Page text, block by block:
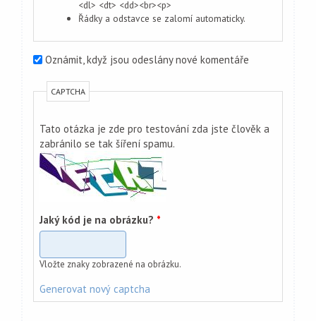
<dl> <dt> <dd><br><p>
Řádky a odstavce se zalomí automaticky.
Oznámit, když jsou odeslány nové komentáře
CAPTCHA
Tato otázka je zde pro testování zda jste člověk a
zabránilo se tak šíření spamu.
Jaký kód je na obrázku? *
Vložte znaky zobrazené na obrázku.
Generovat nový captcha